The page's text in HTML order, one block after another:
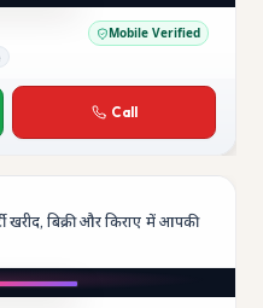
Mobile Verified
Call
खरीद, बिक्री और किराए में आपकी